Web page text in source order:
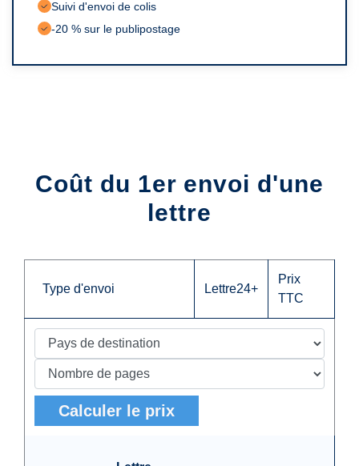
-20 % sur le publipostage
Coût du 1er envoi d'une
lettre
Type d'envoi Lettre24+
Prix
TTC
Calculer le prix